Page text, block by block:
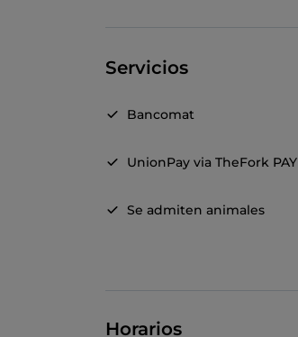
Servicios
Bancomat
UnionPay via TheFork PAY
Se admiten animales
Horarios